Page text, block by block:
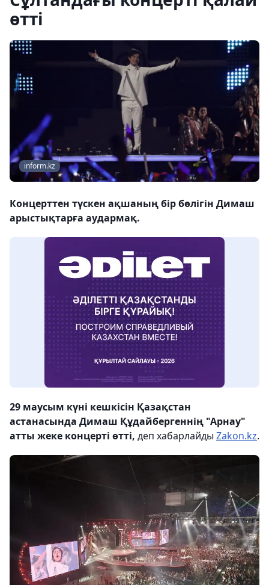
өтті
inform.kz
Концерттен түскен ақшаның бір бөлігін Димаш
арыстықтарға аудармақ.
29 маусым күні кешкісін Қазақстан
астанасында Димаш Құдайбергеннің "Арнау"
атты жеке концерті өтті, деп хабарлайды Zakon.kz.